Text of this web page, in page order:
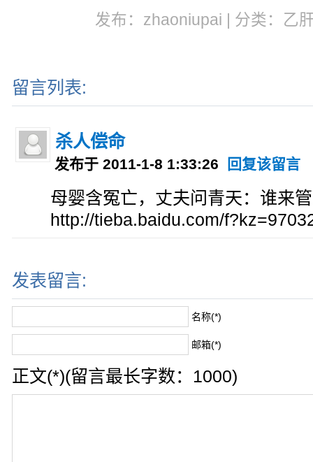
发布：zhaoniupai | 分类：乙
留言列表:
杀人偿命
发布于 2011-1-8 1:33:26 回复该留言
母婴含冤亡，丈夫问青天：谁来
http://tieba.baidu.com/
发表留言:
名称(*)
邮箱(*)
正文(*)(留言最长字数：1000)